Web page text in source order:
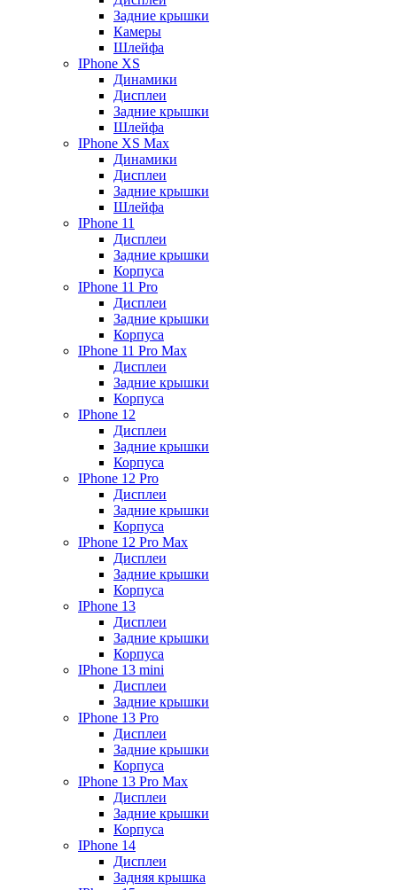
Задние крышки
Камеры
Шлейфа
IPhone XS
Динамики
Дисплеи
Задние крышки
Шлейфа
IPhone XS Max
Динамики
Дисплеи
Задние крышки
Шлейфа
IPhone 11
Дисплеи
Задние крышки
Корпуса
IPhone 11 Pro
Дисплеи
Задние крышки
Корпуса
IPhone 11 Pro Max
Дисплеи
Задние крышки
Корпуса
IPhone 12
Дисплеи
Задние крышки
Корпуса
IPhone 12 Pro
Дисплеи
Задние крышки
Корпуса
IPhone 12 Pro Max
Дисплеи
Задние крышки
Корпуса
IPhone 13
Дисплеи
Задние крышки
Корпуса
IPhone 13 mini
Дисплеи
Задние крышки
IPhone 13 Pro
Дисплеи
Задние крышки
Корпуса
IPhone 13 Pro Max
Дисплеи
Задние крышки
Корпуса
IPhone 14
Дисплеи
Задняя крышка